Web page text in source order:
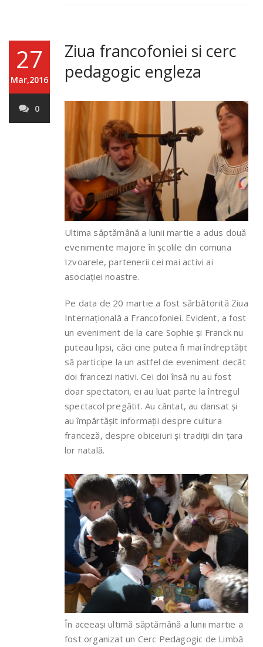
27
Mar,2016
0
Ziua francofoniei si cerc
pedagogic engleza
Ultima săptămână a lunii martie a adus două
evenimente majore în școlile din comuna
Izvoarele, partenerii cei mai activi ai
asociației noastre.
Pe data de 20 martie a fost sărbătorită Ziua
Internațională a Francofoniei. Evident, a fost
un eveniment de la care Sophie și Franck nu
puteau lipsi, căci cine putea fi mai îndreptățit
să participe la un astfel de eveniment decât
doi francezi nativi. Cei doi însă nu au fost
doar spectatori, ei au luat parte la întregul
spectacol pregătit. Au cântat, au dansat și
au împărtășit informații despre cultura
franceză, despre obiceiuri și tradiții din țara
lor natală.
În aceeași ultimă săptămână a lunii martie a
fost organizat un Cerc Pedagogic de Limbă